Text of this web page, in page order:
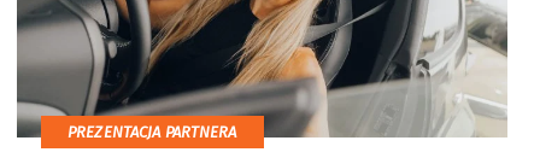
PREZENTACJA PARTNERA